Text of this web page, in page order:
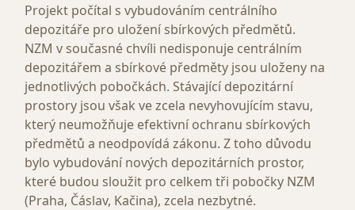
Projekt počítal s vybudováním centrálního
depozitáře pro uložení sbírkových předmětů.
NZM v současné chvíli nedisponuje centrálním
depozitářem a sbírkové předměty jsou uloženy na
jednotlivých pobočkách. Stávající depozitární
prostory jsou však ve zcela nevyhovujícím stavu,
který neumožňuje efektivní ochranu sbírkových
předmětů a neodpovídá zákonu. Z toho důvodu
bylo vybudování nových depozitárních prostor,
které budou sloužit pro celkem tři pobočky NZM
(Praha, Čáslav, Kačina), zcela nezbytné.